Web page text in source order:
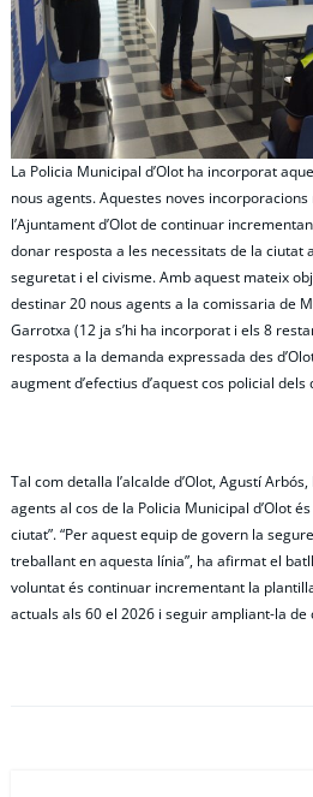
La Policia Municipal d’Olot ha incorporat
nous agents. Aquestes noves
l’Ajuntament d’Olot de continuar
donar resposta a les necessitats de la ciutat
seguretat i el civisme. Amb aquest mateix
destinar 20 nous agents a la comissaria de
Garrotxa (12 ja s’hi ha incorporat i els 8
resposta a la demanda expressada des
augment d’efectius d’aquest cos policial
Tal com detalla l’alcalde d’Olot, Agustí
agents al cos de la Policia Municipal d’Olot
ciutat”. “Per aquest equip de govern la
treballant en aquesta línia”, ha afirmat el
voluntat és continuar incrementant la
actuals als 60 el 2026 i seguir ampliant-la de